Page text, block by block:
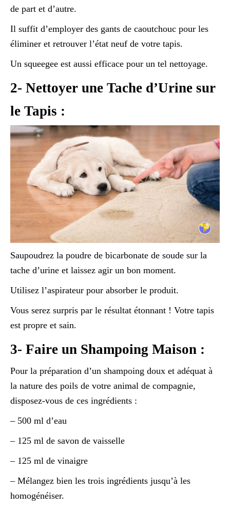
de part et d’autre.
Il suffit d’employer des gants de caoutchouc pour les
éliminer et retrouver l’état neuf de votre tapis.
Un squeegee est aussi efficace pour un tel nettoyage.
2- Nettoyer une Tache d’Urine sur
le Tapis :
Saupoudrez la poudre de bicarbonate de soude sur la
tache d’urine et laissez agir un bon moment.
Utilisez l’aspirateur pour absorber le produit.
Vous serez surpris par le résultat étonnant ! Votre tapis
est propre et sain.
3- Faire un Shampoing Maison :
Pour la préparation d’un shampoing doux et adéquat à
la nature des poils de votre animal de compagnie,
disposez-vous de ces ingrédients :
– 500 ml d’eau
– 125 ml de savon de vaisselle
– 125 ml de vinaigre
– Mélangez bien les trois ingrédients jusqu’à les
homogénéiser.